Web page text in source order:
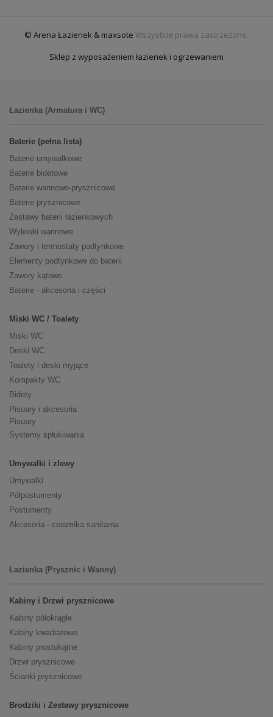
© Arena Łazienek & maxsote Wszystkie prawa zastrzeżone.
Sklep z wyposażeniem łazienek i ogrzewaniem
Łazienka (Armatura i WC)
Baterie (pełna lista)
Baterie umywalkowe
Baterie bidetowe
Baterie wannowo-prysznicowe
Baterie prysznicowe
Zestawy baterii łazienkowych
Wylewki wannowe
Zawory i termostaty podtynkowe
Elementy podtynkowe do baterii
Zawory kątowe
Baterie - akcesoria i części
Miski WC / Toalety
Miski WC
Deski WC
Toalety i deski myjące
Kompakty WC
Bidety
Pisuary i akcesoria
Pisuary
Systemy spłukiwania
Umywalki i zlewy
Umywalki
Półpostumenty
Postumenty
Akcesoria - ceramika sanitarna
Łazienka (Prysznic i Wanny)
Kabiny i Drzwi prysznicowe
Kabiny półokrągłe
Kabiny kwadratowe
Kabiny prostokątne
Drzwi prysznicowe
Ścianki prysznicowe
Brodziki i Zestawy prysznicowe